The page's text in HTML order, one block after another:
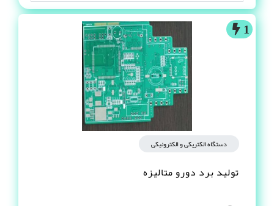
1
دستگاه الکتریکی و الکترونیکی
تولید برد دورو متالیزه